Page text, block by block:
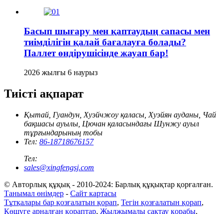
Басып шығару мен қаптаудың сапасы мен
тиімділігін қалай бағалауға болады?
Паллет өндірушісінде жауап бар!
2026 жылғы 6 наурыз
Тиісті ақпарат
Қытай, Гуандун, Хуэйчжоу қаласы, Хуэйян ауданы, Чай
бақшасы ауылы, Цючан қаласындағы Шунжу ауыл
тұрғындарының тобы
Тел: 86-18718676157
Тел:
sales@xingfengsj.com
© Авторлық құқық - 2010-2024: Барлық құқықтар қорғалған.
Танымал өнімдер - Сайт картасы
Тұтқалары бар қозғалатын қорап, Тегін қозғалатын қорап,
Көшуге арналған қораптар, Жылжымалы сақтау қорабы,